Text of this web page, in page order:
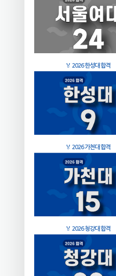
🏅 2026 한성대 합격
🏅 2026 가천대 합격
🏅 2026 청강대 합격